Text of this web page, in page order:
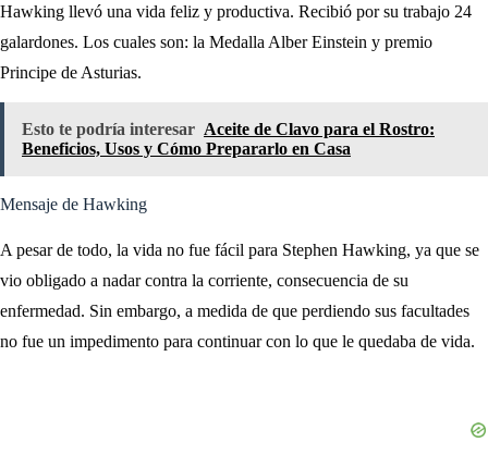
Hawking llevó una vida feliz y productiva. Recibió por su trabajo 24
galardones. Los cuales son: la Medalla Alber Einstein y premio
Principe de Asturias.
Esto te podría interesar Aceite de Clavo para el Rostro:
Beneficios, Usos y Cómo Prepararlo en Casa
Mensaje de Hawking
A pesar de todo, la vida no fue fácil para Stephen Hawking, ya que se
vio obligado a nadar contra la corriente, consecuencia de su
enfermedad. Sin embargo, a medida de que perdiendo sus facultades
no fue un impedimento para continuar con lo que le quedaba de vida.